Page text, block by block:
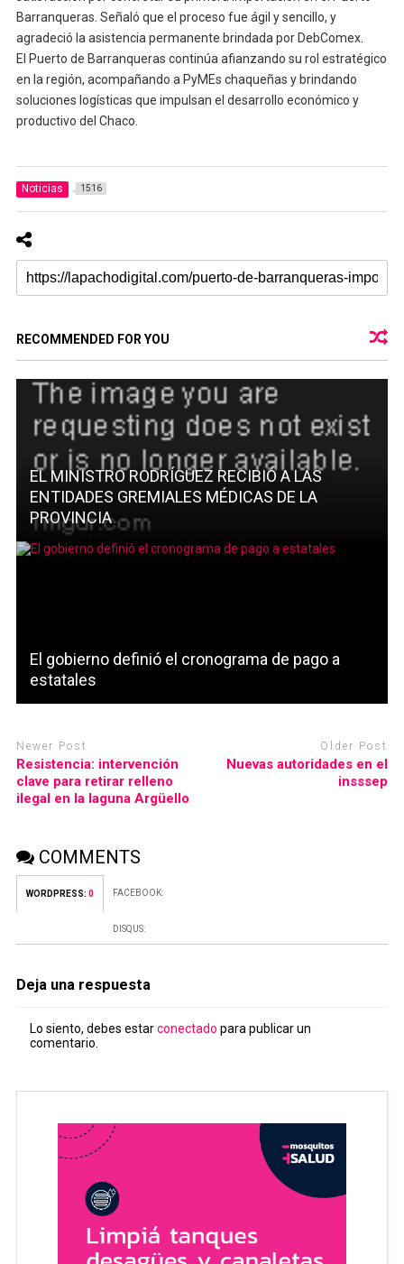
Barranqueras. Señaló que el proceso fue ágil y sencillo, y
agradeció la asistencia permanente brindada por DebComex.
El Puerto de Barranqueras continúa afianzando su rol estratégico
en la región, acompañando a PyMEs chaqueñas y brindando
soluciones logísticas que impulsan el desarrollo económico y
productivo del Chaco.
Noticias 1516
RECOMMENDED FOR YOU
EL MINISTRO RODRÍGUEZ RECIBIÓ A LAS
ENTIDADES GREMIALES MÉDICAS DE LA
PROVINCIA
El gobierno definió el cronograma de pago a
estatales
Newer Post
Resistencia: intervención
clave para retirar relleno
ilegal en la laguna Argüello
Older Post
Nuevas autoridades en el
insssep
COMMENTS
WORDPRESS: 0 FACEBOOK:
DISQUS:
Deja una respuesta
Lo siento, debes estarconectado para publicar un
comentario.